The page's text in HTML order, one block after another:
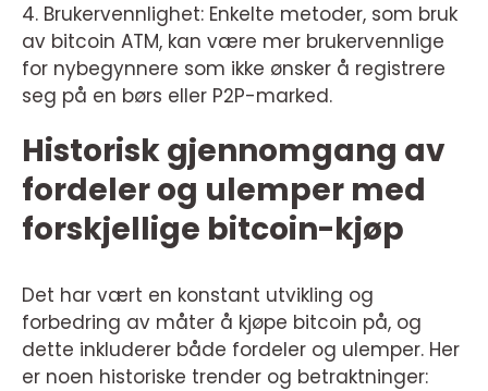
4. Brukervennlighet: Enkelte metoder, som bruk
av bitcoin ATM, kan være mer brukervennlige
for nybegynnere som ikke ønsker å registrere
seg på en børs eller P2P-marked.
Historisk gjennomgang av
fordeler og ulemper med
forskjellige bitcoin-kjøp
Det har vært en konstant utvikling og
forbedring av måter å kjøpe bitcoin på, og
dette inkluderer både fordeler og ulemper. Her
er noen historiske trender og betraktninger: